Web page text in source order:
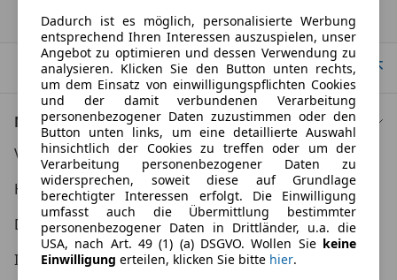
Startseite
Nach Oben
Nützliche Links
Verbraucher AGB
Händler AGB
Datenschutzerklärung
Impressum
Dadurch ist es möglich, personalisierte Werbung
entsprechend Ihren Interessen auszuspielen, unser
Angebot zu optimieren und dessen Verwendung zu
analysieren. Klicken Sie den Button unten rechts,
um dem Einsatz von einwilligungspflichten Cookies
und der damit verbundenen Verarbeitung
personenbezogener Daten zuzustimmen oder den
Button unten links, um eine detaillierte Auswahl
hinsichtlich der Cookies zu treffen oder um der
Verarbeitung personenbezogener Daten zu
widersprechen, soweit diese auf Grundlage
berechtigter Interessen erfolgt. Die Einwilligung
umfasst auch die Übermittlung bestimmter
personenbezogener Daten in Drittländer, u.a. die
USA, nach Art. 49 (1) (a) DSGVO. Wollen Sie keine
Einwilligung erteilen, klicken Sie bitte hier.